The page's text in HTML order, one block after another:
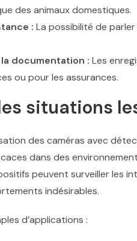
des animaux domestiques.
: La possibilité de
documentation : Les
ou pour les assurances.
situations
des caméras avec
dans des
peuvent surveiller les
indésirables.
d’applications :